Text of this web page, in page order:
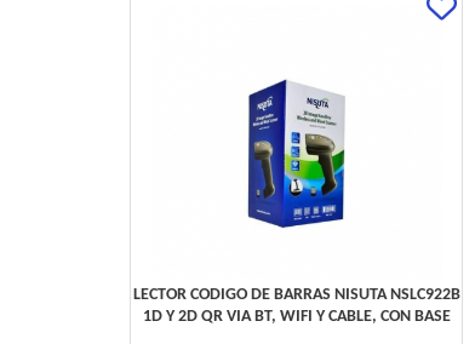
LECTOR CODIGO DE BARRAS NISUTA NSLC922B
1D Y 2D QR VIA BT, WIFI Y CABLE, CON BASE